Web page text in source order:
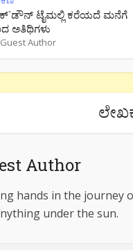
ಟೈಮಲ್ಲಿ ಕರೆಯದೆ ಮನೆಗೆ
ಅತಿಥಿಗಳು
Guest Author
Author
hands in the journey
under the sun.